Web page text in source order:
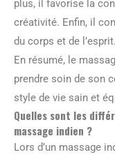
plus, il favorise la
créativité. Enfin, il
du corps et de l’esprit.
En résumé, le
prendre soin de son
style de vie sain et
Quelles sont les
massage indien ?
Lors d’un massage